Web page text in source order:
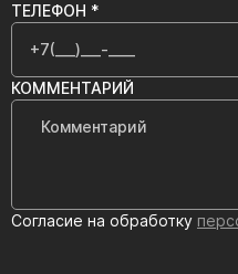
ТЕЛЕФОН *
КОММЕНТАРИЙ
Согласие на обработку